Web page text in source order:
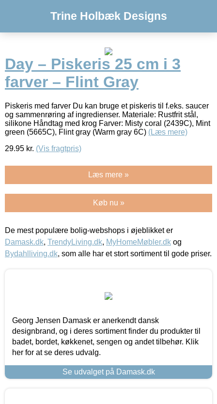
Trine Holbæk Designs
Day – Piskeris 25 cm i 3
farver – Flint Gray
Piskeris med farver Du kan bruge et piskeris til f.eks. saucer
og sammenrøring af ingredienser. Materiale: Rustfrit stål,
silikone Håndtag med krog Farver: Misty coral (2439C), Mint
green (5665C), Flint gray (Warm gray 6C) (Læs mere)
29.95 kr. (Vis fragtpris)
Læs mere »
Køb nu »
De mest populære bolig-webshops i øjeblikket er
Damask.dk, TrendyLiving.dk, MyHomeMøbler.dk og
Bydahlliving.dk, som alle har et stort sortiment til gode priser.
Georg Jensen Damask er anerkendt dansk
designbrand, og i deres sortiment finder du produkter til
badet, bordet, køkkenet, sengen og andet tilbehør. Klik
her for at se deres udvalg.
Se udvalget på Damask.dk